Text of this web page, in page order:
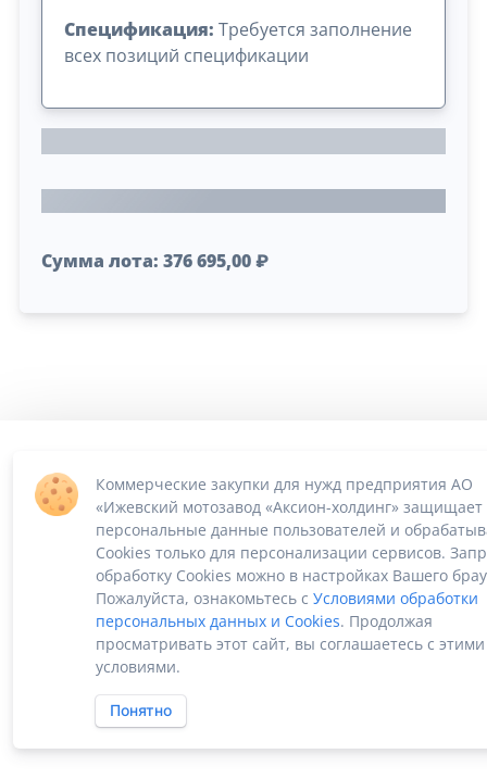
Спецификация: Требуется заполнение
всех позиций спецификации
Сумма лота: 376 695,00 ₽
Российское ПО без риска блокировки
2022-2026 ©SUPPMAN.ru
Коммерческие закупки для нужд предприятия АО
«Ижевский мотозавод «Аксион-холдинг» защищает
персональные данные пользователей и
Cookies только для персонализации сервисов.
обработку Cookies можно в настройках Вашего
Пожалуйста, ознакомьтесь с Условиями обработки
персональных данных и Cookies. Продолжая
просматривать этот сайт, вы соглашаетесь с этими
условиями.
Понятно